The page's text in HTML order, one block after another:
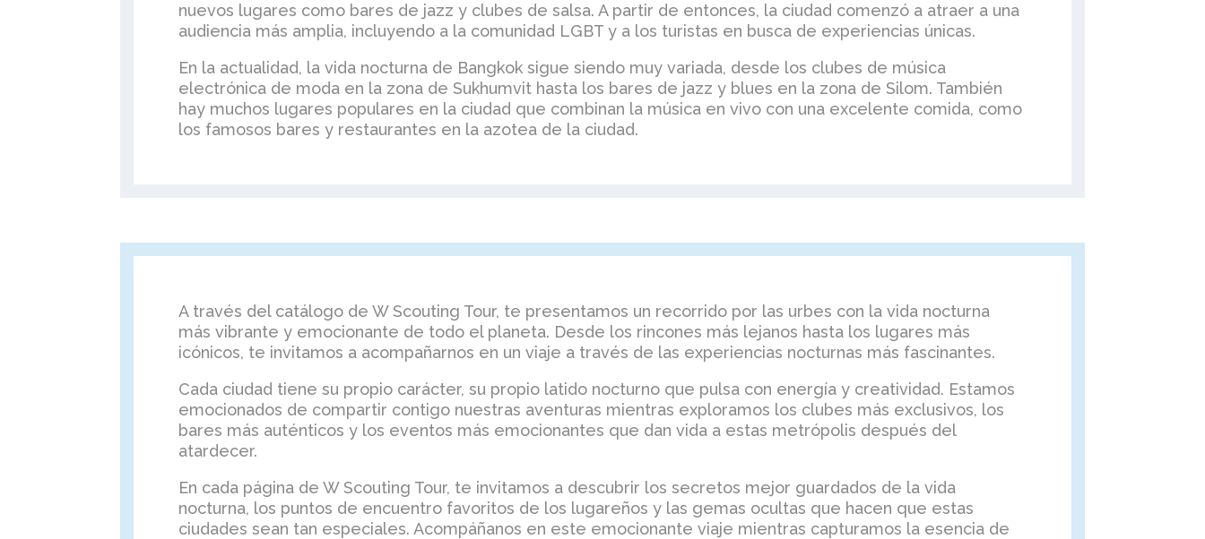
nuevos lugares como bares de jazz y clubes de salsa. A partir de entonces, la ciudad comenzó a atraer a una
audiencia más amplia, incluyendo a la comunidad LGBT y a los turistas en busca de experiencias únicas.
En la actualidad, la vida nocturna de Bangkok sigue siendo muy variada, desde los clubes de música
electrónica de moda en la zona de Sukhumvit hasta los bares de jazz y blues en la zona de Silom. También
hay muchos lugares populares en la ciudad que combinan la música en vivo con una excelente comida, como
los famosos bares y restaurantes en la azotea de la ciudad.
A través del catálogo de W Scouting Tour, te presentamos un recorrido por las urbes con la vida nocturna
más vibrante y emocionante de todo el planeta. Desde los rincones más lejanos hasta los lugares más
icónicos, te invitamos a acompañarnos en un viaje a través de las experiencias nocturnas más fascinantes.
Cada ciudad tiene su propio carácter, su propio latido nocturno que pulsa con energía y creatividad. Estamos
emocionados de compartir contigo nuestras aventuras mientras exploramos los clubes más exclusivos, los
bares más auténticos y los eventos más emocionantes que dan vida a estas metrópolis después del
atardecer.
En cada página de W Scouting Tour, te invitamos a descubrir los secretos mejor guardados de la vida
nocturna, los puntos de encuentro favoritos de los lugareños y las gemas ocultas que hacen que estas
ciudades sean tan especiales. Acompáñanos en este emocionante viaje mientras capturamos la esencia de